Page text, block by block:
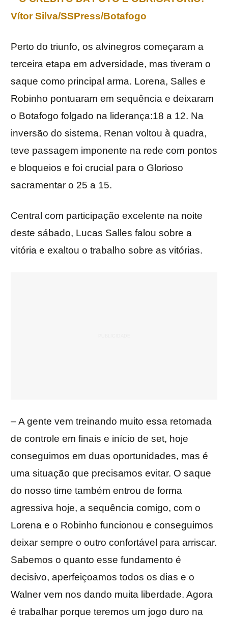
Perto do triunfo, os alvinegros começaram a
terceira etapa em adversidade, mas tiveram o
saque como principal arma. Lorena, Salles e
Robinho pontuaram em sequência e deixaram
o Botafogo folgado na liderança:18 a 12. Na
inversão do sistema, Renan voltou à quadra,
teve passagem imponente na rede com pontos
e bloqueios e foi crucial para o Glorioso
sacramentar o 25 a 15.
Central com participação excelente na noite
deste sábado, Lucas Salles falou sobre a
vitória e exaltou o trabalho sobre as vitórias.
– A gente vem treinando muito essa retomada
de controle em finais e início de set, hoje
conseguimos em duas oportunidades, mas é
uma situação que precisamos evitar. O saque
do nosso time também entrou de forma
agressiva hoje, a sequência comigo, com o
Lorena e o Robinho funcionou e conseguimos
deixar sempre o outro confortável para arriscar.
Sabemos o quanto esse fundamento é
decisivo, aperfeiçoamos todos os dias e o
Walner vem nos dando muita liberdade. Agora
é trabalhar porque teremos um jogo duro na